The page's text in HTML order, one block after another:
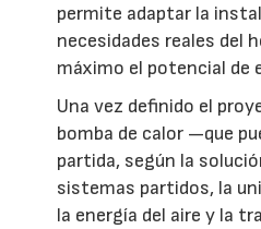
permite adaptar la
necesidades reales del
máximo el potencial de
Una vez definido el
bomba de calor —que
partida, según la
sistemas partidos, la
la energía del aire y la